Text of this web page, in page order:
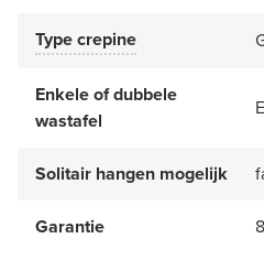
Type crepine
Enkele of dubbele
wastafel
Solitair hangen mogelijk
Garantie